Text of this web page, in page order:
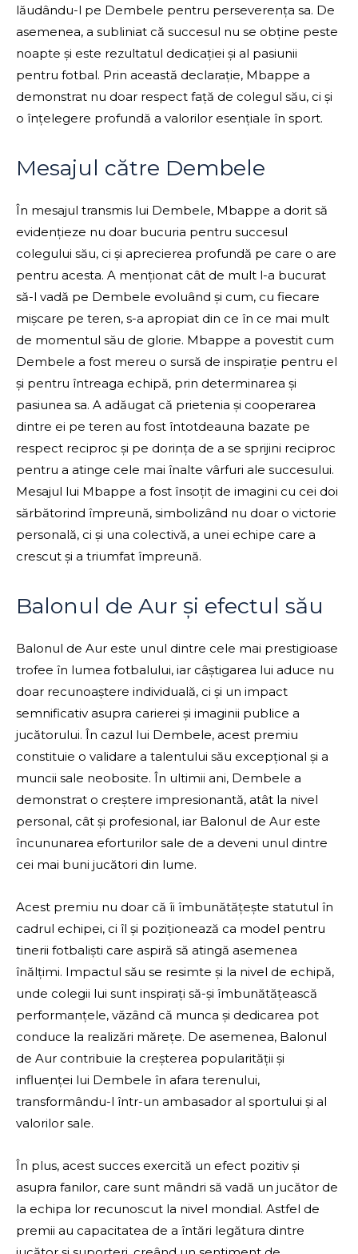
lăudându-l pe Dembele pentru perseverența sa. De
asemenea, a subliniat că succesul nu se obține peste
noapte și este rezultatul dedicației și al pasiunii
pentru fotbal. Prin această declarație, Mbappe a
demonstrat nu doar respect față de colegul său, ci și
o înțelegere profundă a valorilor esențiale în sport.
Mesajul către Dembele
În mesajul transmis lui Dembele, Mbappe a dorit să
evidențieze nu doar bucuria pentru succesul
colegului său, ci și aprecierea profundă pe care o are
pentru acesta. A menționat cât de mult l-a bucurat
să-l vadă pe Dembele evoluând și cum, cu fiecare
mișcare pe teren, s-a apropiat din ce în ce mai mult
de momentul său de glorie. Mbappe a povestit cum
Dembele a fost mereu o sursă de inspirație pentru el
și pentru întreaga echipă, prin determinarea și
pasiunea sa. A adăugat că prietenia și cooperarea
dintre ei pe teren au fost întotdeauna bazate pe
respect reciproc și pe dorința de a se sprijini reciproc
pentru a atinge cele mai înalte vârfuri ale succesului.
Mesajul lui Mbappe a fost însoțit de imagini cu cei doi
sărbătorind împreună, simbolizând nu doar o victorie
personală, ci și una colectivă, a unei echipe care a
crescut și a triumfat împreună.
Balonul de Aur și efectul său
Balonul de Aur este unul dintre cele mai prestigioase
trofee în lumea fotbalului, iar câștigarea lui aduce nu
doar recunoaștere individuală, ci și un impact
semnificativ asupra carierei și imaginii publice a
jucătorului. În cazul lui Dembele, acest premiu
constituie o validare a talentului său excepțional și a
muncii sale neobosite. În ultimii ani, Dembele a
demonstrat o creștere impresionantă, atât la nivel
personal, cât și profesional, iar Balonul de Aur este
încununarea eforturilor sale de a deveni unul dintre
cei mai buni jucători din lume.
Acest premiu nu doar că îi îmbunătățește statutul în
cadrul echipei, ci îl și poziționează ca model pentru
tinerii fotbaliști care aspiră să atingă asemenea
înălțimi. Impactul său se resimte și la nivel de echipă,
unde colegii lui sunt inspirați să-și îmbunătățească
performanțele, văzând că munca și dedicarea pot
conduce la realizări mărețe. De asemenea, Balonul
de Aur contribuie la creșterea popularității și
influenței lui Dembele în afara terenului,
transformându-l într-un ambasador al sportului și al
valorilor sale.
În plus, acest succes exercită un efect pozitiv și
asupra fanilor, care sunt mândri să vadă un jucător de
la echipa lor recunoscut la nivel mondial. Astfel de
premii au capacitatea de a întări legătura dintre